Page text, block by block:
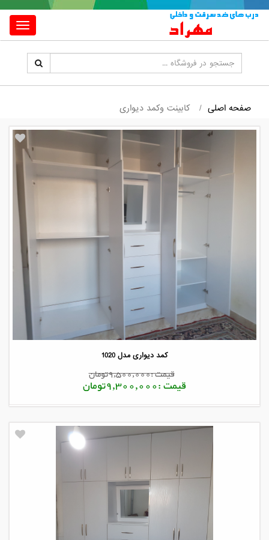
Toggle
صفحه اصلی کابینت وکمد دیواری
کمد دیواری مدل 1020
قیمت :9,500,000تومان
قیمت :9,300,000تومان